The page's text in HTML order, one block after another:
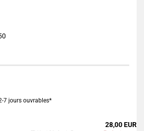
7 jours ouvrables*
28,00 EUR